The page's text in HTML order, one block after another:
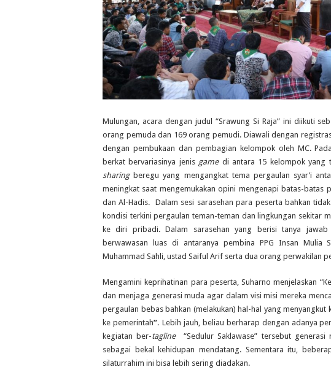
Mulungan, acara dengan judul “Srawung Si Raja” ini diikuti
orang pemuda dan 169 orang pemudi. Diawali dengan
dengan pembukaan dan pembagian kelompok oleh MC.
berkat bervariasinya jenis gamedi antara 15 kelompok yang
sharingberegu yang mengangkat tema pergaulan syar’i
meningkat saat mengemukakan opini mengenapi batas-batas
dan Al-Hadis. Dalam sesi sarasehan para peserta bahkan
kondisi terkini pergaulan teman-teman dan lingkungan sekitar
ke diri pribadi. Dalam sarasehan yang berisi tanya jawab
berwawasan luas di antaranya pembina PPG Insan Mulia
Muhammad Sahli, ustad Saiful Arif serta dua orang perwakilan
Mengamini keprihatinan para peserta, Suharno menjelaskan
dan menjaga generasi muda agar dalam visi misi mereka
pergaulan bebas bahkan (melakukan) hal-hal yang menyangkut
ke pemerintah”. Lebih jauh, beliau berharap dengan adanya
kegiatan ber-tagline
“Sedulur Saklawase” tersebut
sebagai bekal kehidupan mendatang. Sementara itu,
silaturrahim ini bisa lebih sering diadakan.